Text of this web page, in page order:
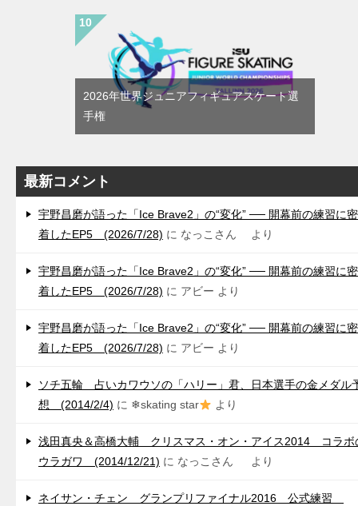
2026年世界ジュニアフィギュアスケート選
手権
最新コメント
宇野昌磨が語った「Ice Brave2」の“変化” ── 開幕前の練習に密
着したEP5 (2026/7/28) に なっこさん より
宇野昌磨が語った「Ice Brave2」の“変化” ── 開幕前の練習に密
着したEP5 (2026/7/28) に アビー より
宇野昌磨が語った「Ice Brave2」の“変化” ── 開幕前の練習に密
着したEP5 (2026/7/28) に アビー より
ソチ五輪 占いカワウソの「ハリー」君、日本選手の金メダル
想 (2014/2/4) に ❄skating star より
浅田真央＆高橋大輔 クリスマス・オン・アイス2014 コラボ
ウラガワ (2014/12/21) に なっこさん より
ネイサン・チェン グランプリファイナル2016 公式練習